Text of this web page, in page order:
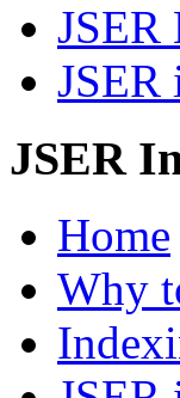
JSER
JSER
JSER
Home
Why